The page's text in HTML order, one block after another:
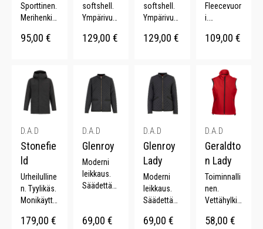
Sporttinen.
Merihenkin
Vedenpitäv
ikatut
hihat.
95,00 €
softshell.
Ympärivuot
Vedenkest
sku.
Irrotettava
huppu.
129,00 €
softshell.
Ympärivuot
Vedenpitäv
huppu.
Kännykkäta
sku.
129,00 €
Fleecevuor
i.
Sporttinen.
hihat.
109,00 €
D.A.D
Stonefie
ld
Urheilulline
n. Tyylikäs.
Monikäyttö
Vettähylkiv
179,00 €
D.A.D
Glenroy
Moderni
leikkaus.
Säädettävä
hihansuut.
69,00 €
D.A.D
Glenroy
Lady
Moderni
leikkaus.
Säädettävä
Vahvistetut
69,00 €
D.A.D
Geraldto
n Lady
Toiminnalli
nen.
Vettähylkiv
Fleecevuor
58,00 €